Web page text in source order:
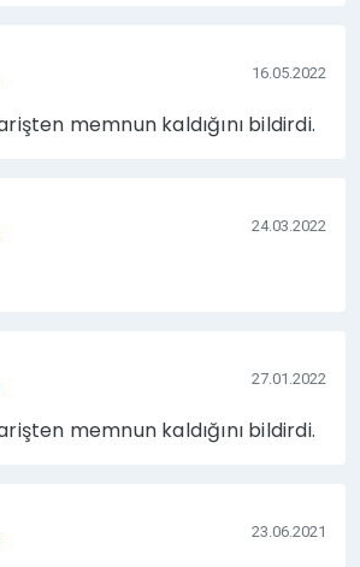
16.05.2022
memnun kaldığını bildirdi.
24.03.2022
27.01.2022
memnun kaldığını bildirdi.
23.06.2021